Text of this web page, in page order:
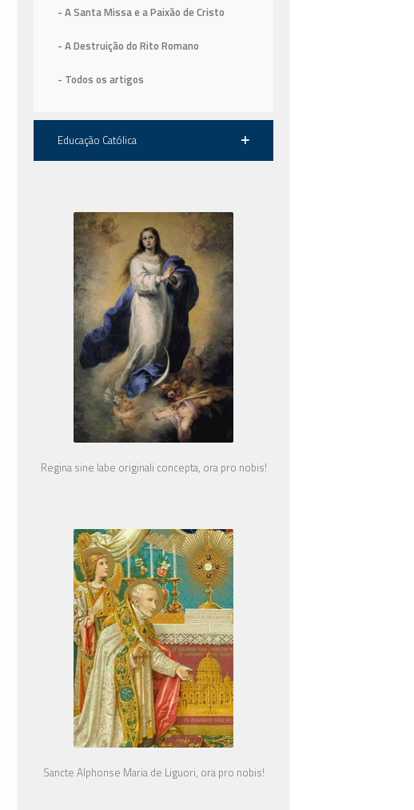
- A Santa Missa e a Paixão de Cristo
- A Destruição do Rito Romano
- Todos os artigos
Educação Católica
Regina sine labe originali concepta, ora pro nobis!
Sancte Alphonse Maria de Liguori, ora pro nobis!